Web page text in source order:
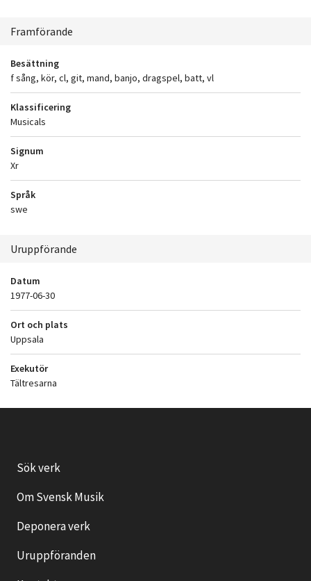
Framförande
Besättning
f sång, kör, cl, git, mand, banjo, dragspel, batt, vl
Klassificering
Musicals
Signum
Xr
Språk
swe
Uruppförande
Datum
1977-06-30
Ort och plats
Uppsala
Exekutör
Tältresarna
Sök verk
Om Svensk Musik
Deponera verk
Uruppföranden